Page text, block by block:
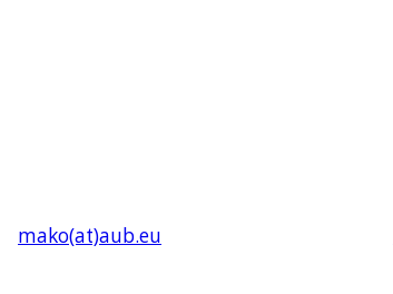
mako(at)aub.eu